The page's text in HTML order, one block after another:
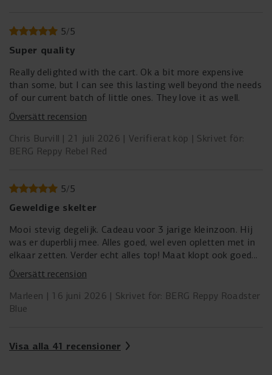
5/5
Super quality
Really delighted with the cart. Ok a bit more expensive
than some, but I can see this lasting well beyond the needs
of our current batch of little ones. They love it as well.
Översätt recension
Chris Burvill
21 juli 2026 Verifierat köp
Skrivet för:
BERG Reppy Rebel Red
5/5
Geweldige skelter
Mooi stevig degelijk. Cadeau voor 3 jarige kleinzoon. Hij
was er duperblij mee. Alles goed, wel even opletten met in
elkaar zetten. Verder echt alles top! Maat klopt ook goed
met de omschrijving. Kind is 95 cm en kon goed bij de
pedalen met stoeltje op de voorste stand.
Översätt recension
Marleen
16 juni 2026
Skrivet för: BERG Reppy Roadster
Blue
Visa alla 41 recensioner